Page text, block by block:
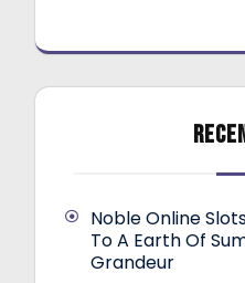
Noble Online
To A Earth Of
Grandeur